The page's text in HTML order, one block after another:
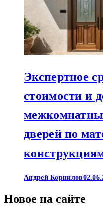
Экспертное
стоимости и
дверей по
Андрей Корнилов
Новое на сайте